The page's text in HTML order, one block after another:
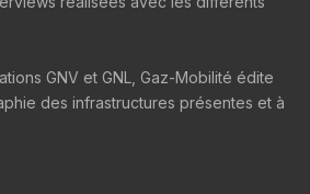
GNV et GNL, Gaz-Mobilité édite
des infrastructures présentes et à